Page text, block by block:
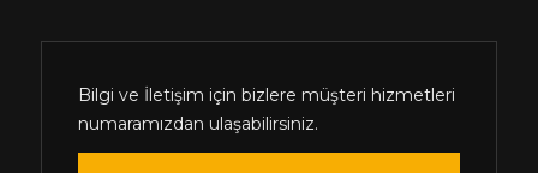
Bilgi ve İletişim için bizlere müşteri hizmetleri
numaramızdan ulaşabilirsiniz.